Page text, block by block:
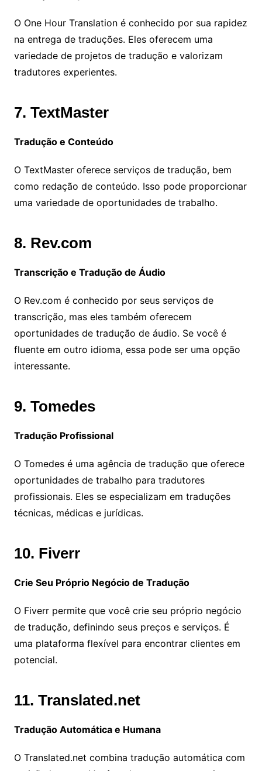
O One Hour Translation é conhecido por sua rapidez
na entrega de traduções. Eles oferecem uma
variedade de projetos de tradução e valorizam
tradutores experientes.
7. TextMaster
Tradução e Conteúdo
O TextMaster oferece serviços de tradução, bem
como redação de conteúdo. Isso pode proporcionar
uma variedade de oportunidades de trabalho.
8. Rev.com
Transcrição e Tradução de Áudio
O Rev.com é conhecido por seus serviços de
transcrição, mas eles também oferecem
oportunidades de tradução de áudio. Se você é
fluente em outro idioma, essa pode ser uma opção
interessante.
9. Tomedes
Tradução Profissional
O Tomedes é uma agência de tradução que oferece
oportunidades de trabalho para tradutores
profissionais. Eles se especializam em traduções
técnicas, médicas e jurídicas.
10. Fiverr
Crie Seu Próprio Negócio de Tradução
O Fiverr permite que você crie seu próprio negócio
de tradução, definindo seus preços e serviços. É
uma plataforma flexível para encontrar clientes em
potencial.
11. Translated.net
Tradução Automática e Humana
O Translated.net combina tradução automática com